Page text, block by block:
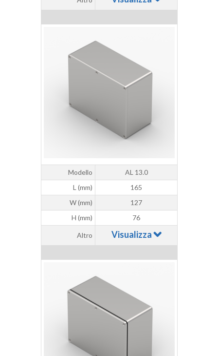
Modello
AL 13.0
L (mm)
165
W (mm)
127
H (mm)
76
Altro Visualizza